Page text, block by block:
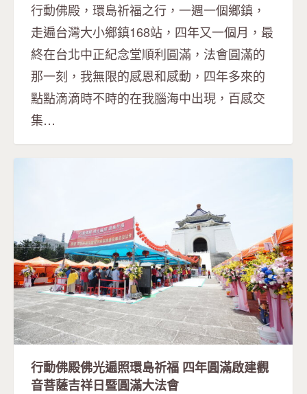
行動佛殿，環島祈福之行，一週一個鄉鎮，
走遍台灣大小鄉鎮168站，四年又一個月，最
終在台北中正紀念堂順利圓滿，法會圓滿的
那一刻，我無限的感恩和感動，四年多來的
點點滴滴時不時的在我腦海中出現，百感交
集…
行動佛殿佛光遍照環島祈福 四年圓滿啟建觀
音菩薩吉祥日暨圓滿大法會